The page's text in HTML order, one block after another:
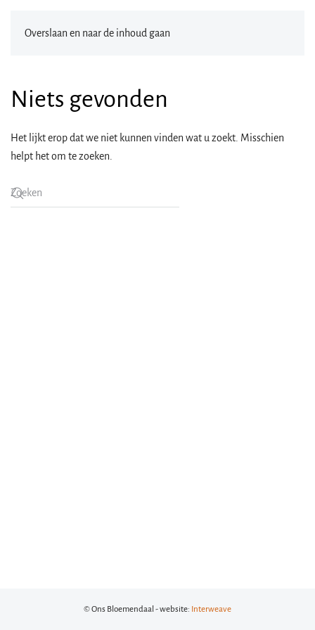
Overslaan en naar de inhoud gaan
Niets gevonden
Het lijkt erop dat we niet kunnen vinden wat u zoekt. Misschien
helpt het om te zoeken.
© Ons Bloemendaal - website: Interweave